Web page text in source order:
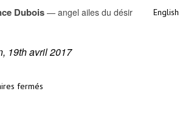
Dubois — angel ailes du désir English
désir
19th avril 2017
fermés